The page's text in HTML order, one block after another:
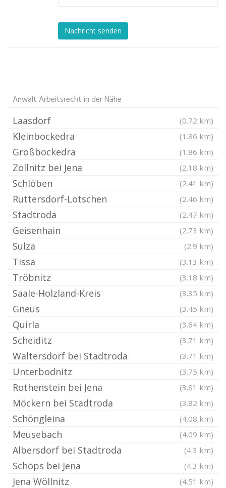
Nachricht senden
Anwalt Arbeitsrecht in der Nähe
Laasdorf (0.72 km)
Kleinbockedra (1.86 km)
Großbockedra (1.86 km)
Zöllnitz bei Jena (2.18 km)
Schlöben (2.41 km)
Ruttersdorf-Lotschen (2.46 km)
Stadtroda (2.47 km)
Geisenhain (2.73 km)
Sulza (2.9 km)
Tissa (3.13 km)
Tröbnitz (3.18 km)
Saale-Holzland-Kreis (3.35 km)
Gneus (3.45 km)
Quirla (3.64 km)
Scheiditz (3.71 km)
Waltersdorf bei Stadtroda (3.71 km)
Unterbodnitz (3.75 km)
Rothenstein bei Jena (3.81 km)
Möckern bei Stadtroda (3.82 km)
Schöngleina (4.08 km)
Meusebach (4.09 km)
Albersdorf bei Stadtroda (4.3 km)
Schöps bei Jena (4.3 km)
Jena Wöllnitz (4.51 km)